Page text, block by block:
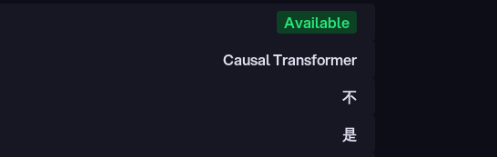
Available
Causal Transformer
不
是